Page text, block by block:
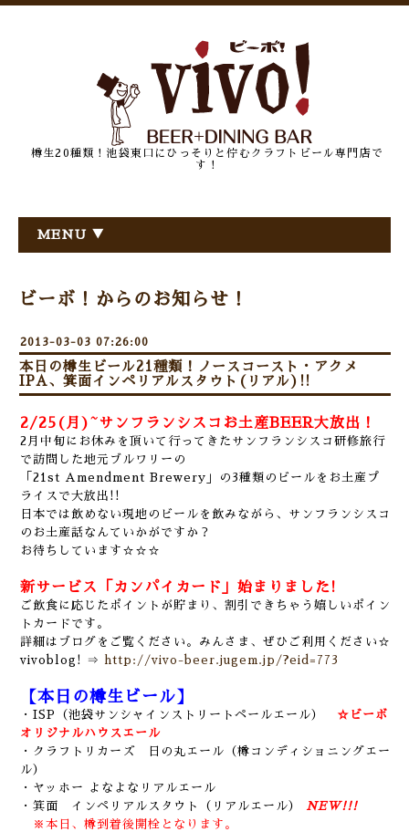
樽生20種類！池袋東口にひっそりと佇むクラフトビール専門店で
す！
MENU ▼
ビーボ！からのお知らせ！
2013-03-03 07:26:00
本日の樽生ビール21種類！ノースコースト・アクメ
IPA、箕面インペリアルスタウト(リアル)!!
2/25(月)~サンフランシスコお土産BEER大放出！
2月中旬にお休みを頂いて行ってきたサンフランシスコ研修旅行
で訪問した地元ブルワリーの
「21st Amendment Brewery」の3種類のビールをお土産プ
ライスで大放出!!
日本では飲めない現地のビールを飲みながら、サンフランシスコ
のお土産話なんていかがですか？
お待ちしています☆☆☆
新サービス「カンパイカード」始まりました!
ご飲食に応じたポイントが貯まり、割引できちゃう嬉しいポイン
トカードです。
詳細はブログをご覧ください。みんさま、ぜひご利用ください☆
vivoblog! ⇒
http://vivo-beer.jugem.jp/?eid=773
【本日の樽生ビール】
・ISP（池袋サンシャインストリートペールエール）
☆ビーボ
オリジナルハウスエール
・クラフトリカーズ 日の丸エール（樽コンディショニングエー
ル）
・ヤッホー よなよなリアルエール
・箕面 インペリアルスタウト（リアルエール）
NEW!!!
※本日、樽到着後開栓となります。